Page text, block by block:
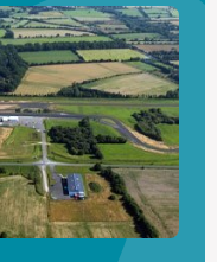
maîtrise et votre
permet de libérer
courbes rapides
des sensations
sécurisé.